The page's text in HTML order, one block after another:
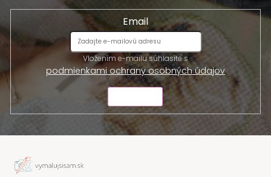
Email
Vložením e-mailu súhlasíte s
podmienkami ochrany osobných údajov